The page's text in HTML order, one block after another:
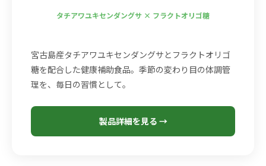
タチアワユキセンダングサ × フラクトオリゴ糖
宮古島産タチアワユキセンダングサとフラクトオリゴ
糖を配合した健康補助食品。季節の変わり目の体調管
理を、毎日の習慣として。
製品詳細を見る →